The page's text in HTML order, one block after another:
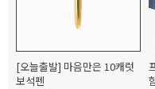
[오늘출발] 마음만은 10캐럿
보석펜